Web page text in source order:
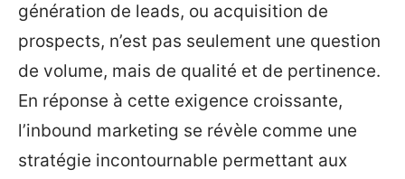
génération de leads, ou acquisition de
prospects, n’est pas seulement une question
de volume, mais de qualité et de pertinence.
En réponse à cette exigence croissante,
l’inbound marketing se révèle comme une
stratégie incontournable permettant aux